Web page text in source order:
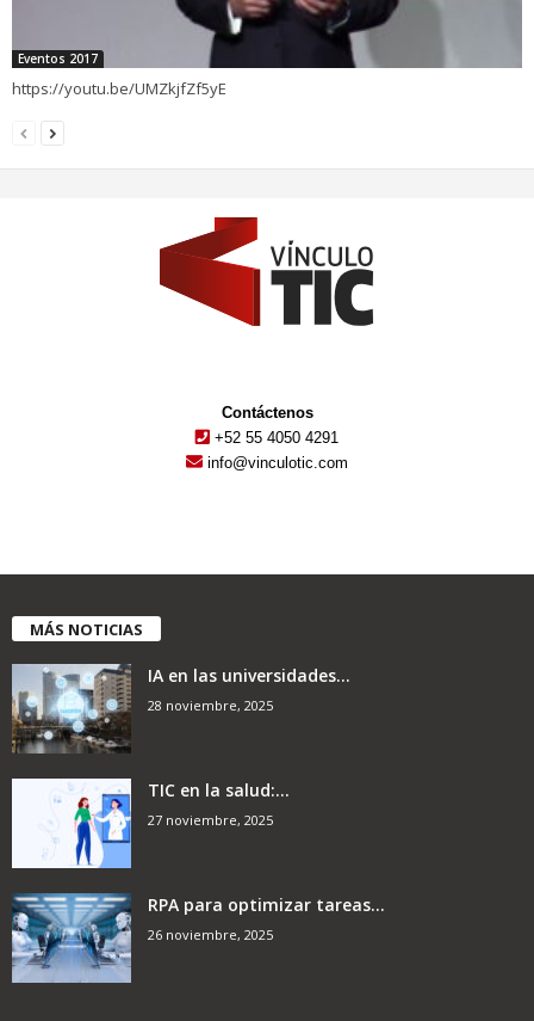
Eventos 2017
https://youtu.be/UMZkjfZf5yE
Contáctenos
+52 55 4050 4291
info@vinculotic.com
MÁS NOTICIAS
IA en las universidades...
28 noviembre, 2025
TIC en la salud:...
27 noviembre, 2025
RPA para optimizar tareas...
26 noviembre, 2025